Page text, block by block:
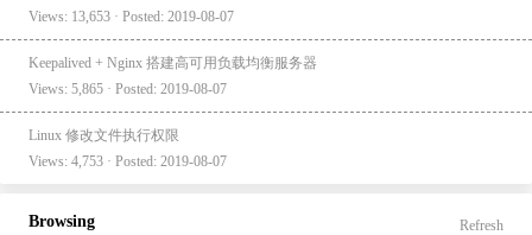
Views: 13,653 · Posted: 2019-08-07
Keepalived + Nginx 搭建高可用负载均衡服务器
Views: 5,865 · Posted: 2019-08-07
Linux 修改文件执行权限
Views: 4,753 · Posted: 2019-08-07
Browsing Refresh